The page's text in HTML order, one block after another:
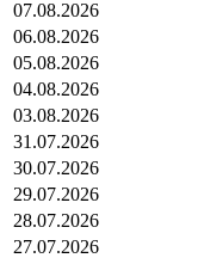
07.08.2026
06.08.2026
05.08.2026
04.08.2026
03.08.2026
31.07.2026
30.07.2026
29.07.2026
28.07.2026
27.07.2026